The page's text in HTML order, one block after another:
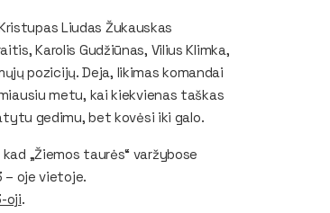
Liudas Žukauskas
Karolis Gudžiūnas, Vilius Klimka,
pozicijų. Deja, likimas komandai
metu, kai kiekvienas taškas
gedimu, bet kovėsi iki galo.
„Žiemos taurės“ varžybose
oje vietoje.
oji.